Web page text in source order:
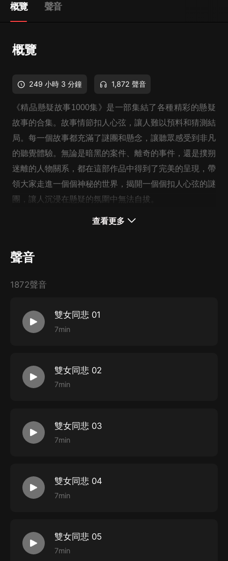
概覽 聲音
概覽
249 小時 3 分鐘 1,872 聲音
《精品懸疑故事1000集》是一部集結了各種精彩的懸疑
故事的合集。故事情節扣人心弦，讓人難以預料和猜測結
局。每一個故事都充滿了謎團和懸念，讓聽眾感受到非凡
的聽覺體驗。無論是暗黑的案件、離奇的事件，還是撲朔
迷離的人物關系，都在這部作品中得到了完美的呈現，帶
領大家走進一個個神秘的世界，揭開一個個扣人心弦的謎
團，讓人沉浸在懸疑的氛圍中無法自拔。
查看更多
聲音
1872聲音
雙女同悲 01
7min
雙女同悲 02
7min
雙女同悲 03
7min
雙女同悲 04
7min
雙女同悲 05
7min